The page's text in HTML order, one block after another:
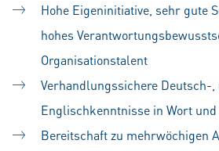
Hohe Eigeninitiative, sehr gute
hohes
Organisationstalent
Verhandlungssichere Deutsch-,
Englischkenntnisse in Wort
Bereitschaft zu mehrwöchigen